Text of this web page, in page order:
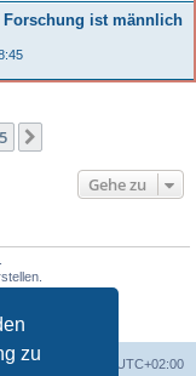
zu
ist männlich
5
Gehe zu
Alle Zeiten sind UTC+02:00